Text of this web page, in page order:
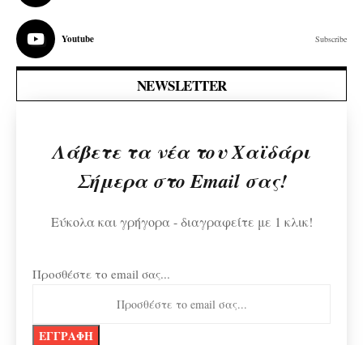
Youtube Subscribe
NEWSLETTER
Λάβετε τα νέα του Χαϊδάρι
Σήμερα στο Email σας!
Εύκολα και γρήγορα - διαγραφείτε με 1 κλικ!
Προσθέστε το email σας...